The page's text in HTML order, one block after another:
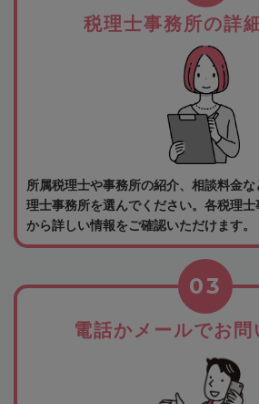
税理士事務所の詳
所属税理士や事務所の紹介、相談料金
理士事務所を選んでください。各税理
から詳しい情報をご確認いただけます。
電話かメールでお問
03